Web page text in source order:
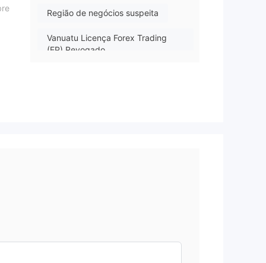
Região de negócios suspeita
Vanuatu Licença Forex Trading
(EP) Revogado